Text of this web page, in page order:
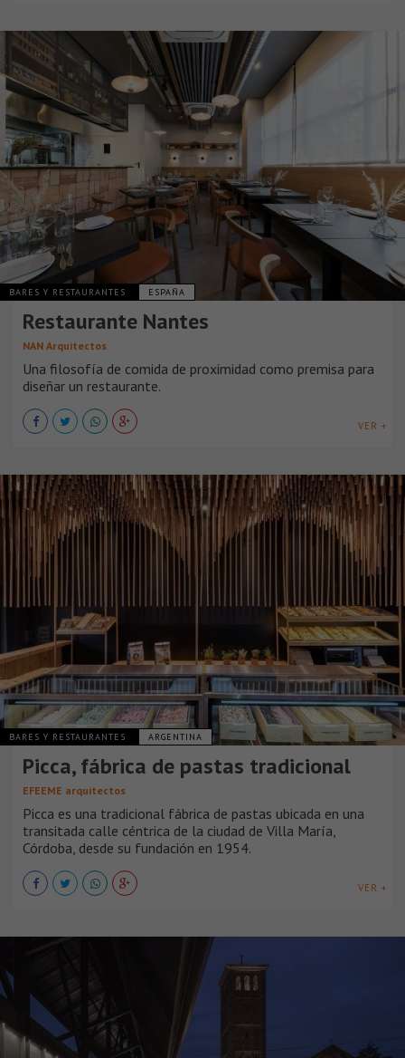
BARES Y RESTAURANTES ESPAÑA
Restaurante Nantes
NAN Arquitectos
Una filosofía de comida de proximidad como premisa para
diseñar un restaurante.
VER +
BARES Y RESTAURANTES ARGENTINA
Picca, fábrica de pastas tradicional
EFEEME arquitectos
Picca es una tradicional fábrica de pastas ubicada en una
transitada calle céntrica de la ciudad de Villa María,
Córdoba, desde su fundación en 1954.
VER +